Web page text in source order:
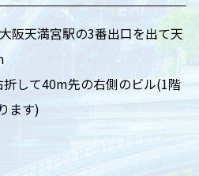
阪天満宮駅の3番出口を出て天
して40m先の右側のビル(1階
ます)